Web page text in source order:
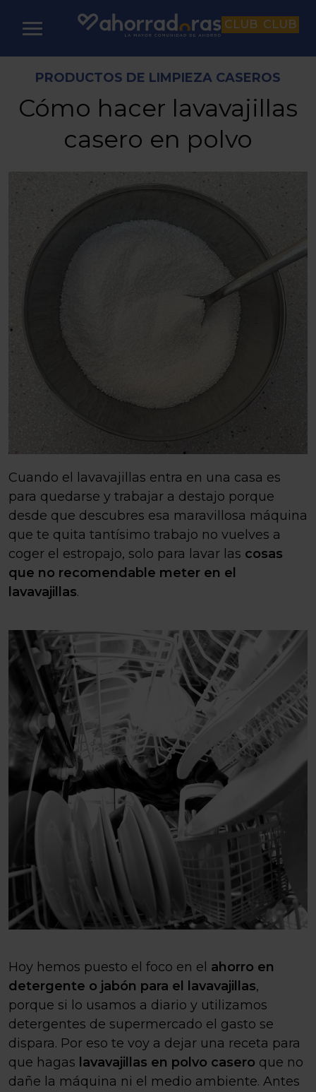
CLUB CLUB
PRODUCTOS DE LIMPIEZA CASEROS
Cómo hacer lavavajillas
casero en polvo
Cuando el lavavajillas entra en una casa es
para quedarse y trabajar a destajo porque
desde que descubres esa maravillosa máquina
que te quita tantísimo trabajo no vuelves a
coger el estropajo, solo para lavar las cosas
que no recomendable meter en el
lavavajillas.
Hoy hemos puesto el foco en el ahorro en
detergente o jabón para el lavavajillas,
porque si lo usamos a diario y utilizamos
detergentes de supermercado el gasto se
dispara. Por eso te voy a dejar una receta para
que hagas lavavajillas en polvo casero que no
dañe la máquina ni el medio ambiente. Antes